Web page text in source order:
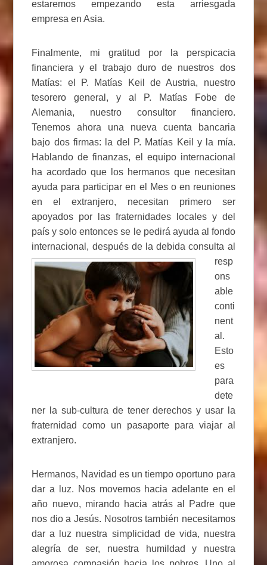
estaremos empezando esta arriesgada
empresa en Asia.
Finalmente, mi gratitud por la perspicacia
financiera y el trabajo duro de nuestros dos
Matías: el P. Matías Keil de Austria, nuestro
tesorero general, y al P. Matías Fobe de
Alemania, nuestro consultor financiero.
Tenemos ahora una nueva cuenta bancaria
bajo dos firmas: la del P. Matías Keil y la mía.
Hablando de finanzas, el equipo internacional
ha acordado que los hermanos que necesitan
ayuda para participar en el Mes o en reuniones
en el extranjero, necesitan primero ser
apoyados por las fraternidades locales y del
país y solo entonces se le pedirá ayuda al fondo
internacional, después de la debida consulta al
resp
ons
able
conti
nent
al.
Esto
es
para
dete
ner la sub-cultura de tener derechos y usar la
fraternidad como un pasaporte para viajar al
extranjero.
Hermanos, Navidad es un tiempo oportuno para
dar a luz. Nos movemos hacia adelante en el
año nuevo, mirando hacia atrás al Padre que
nos dio a Jesús. Nosotros también necesitamos
dar a luz nuestra simplicidad de vida, nuestra
alegría de ser, nuestra humildad y nuestra